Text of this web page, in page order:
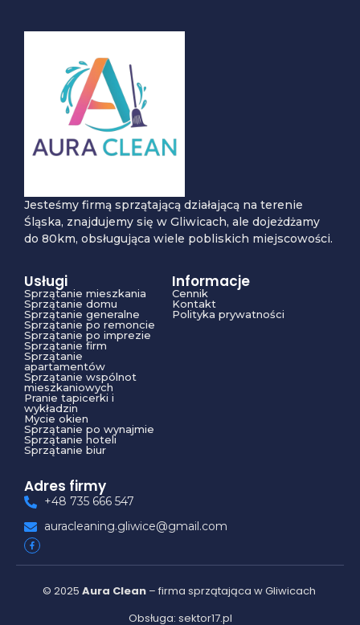
Jesteśmy firmą sprzątającą działającą na terenie
Śląska, znajdujemy się w Gliwicach, ale dojeżdżamy
do 80km, obsługująca wiele pobliskich miejscowości.
Usługi
Sprzątanie mieszkania
Sprzątanie domu
Sprzątanie generalne
Sprzątanie po remoncie
Sprzątanie po imprezie
Sprzątanie firm
Sprzątanie
apartamentów
Sprzątanie wspólnot
mieszkaniowych
Pranie tapicerki i
wykładzin
Mycie okien
Sprzątanie po wynajmie
Sprzątanie hoteli
Sprzątanie biur
Informacje
Cennik
Kontakt
Polityka prywatności
Adres firmy
+48 735 666 547
auracleaning.gliwice@gmail.com
© 2025 Aura Clean– firma sprzątająca w Gliwicach
Obsługa: sektor17.pl